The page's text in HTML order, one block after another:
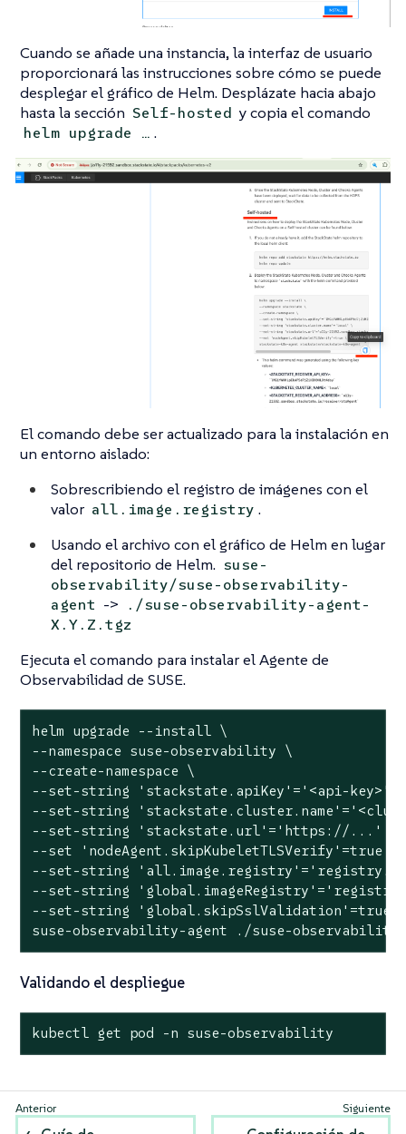
Cuando se añade una instancia, la interfaz de usuario
proporcionará las instrucciones sobre cómo se puede
desplegar el gráfico de Helm. Desplázate hacia abajo
hasta la sección Self-hosted y copia el comando
helm upgrade …​ .
El comando debe ser actualizado para la instalación en
un entorno aislado:
Sobrescribiendo el registro de imágenes con el
valor all.image.registry .
Usando el archivo con el gráfico de Helm en lugar
del repositorio de Helm. suse-
observability/suse-observability-
agent ->
./suse-observability-agent-
X.Y.Z.tgz
Ejecuta el comando para instalar el Agente de
Observabilidad de SUSE.
helm upgrade --install \
--namespace suse-observability \
--create-namespace \
--set-string 'stackstate.apiKey' = '<api-key>'
--set-string 'stackstate.cluster.name' =
--set-string 'stackstate.url' = 'https://...'
--set 'nodeAgent.skipKubeletTLSVerify' =true \
--set-string 'all.image.registry' =
--set-string 'global.imageRegistry' =
--set-string 'global.skipSslValidation' =true
suse-observability-agent ./suse-
Validando el despliegue
kubectl get pod -n suse-observability